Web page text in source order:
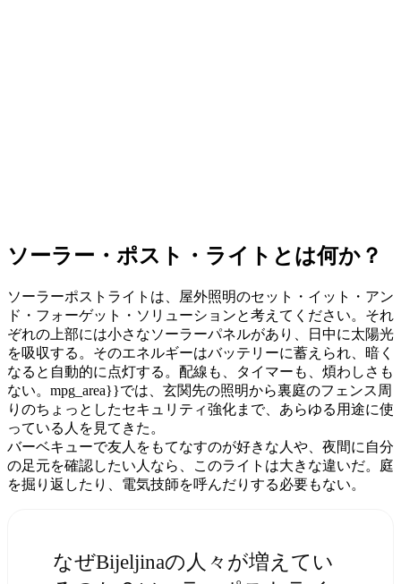
ソーラー・ポスト・ライトとは何か？
ソーラーポストライトは、屋外照明のセット・イット・アン
ド・フォーゲット・ソリューションと考えてください。それ
ぞれの上部には小さなソーラーパネルがあり、日中に太陽光
を吸収する。そのエネルギーはバッテリーに蓄えられ、暗く
なると自動的に点灯する。配線も、タイマーも、煩わしさも
ない。mpg_area}}では、玄関先の照明から裏庭のフェンス周
りのちょっとしたセキュリティ強化まで、あらゆる用途に使
っている人を見てきた。
バーベキューで友人をもてなすのが好きな人や、夜間に自分
の足元を確認したい人なら、このライトは大きな違いだ。庭
を掘り返したり、電気技師を呼んだりする必要もない。
なぜBijeljinaの人々が増えてい